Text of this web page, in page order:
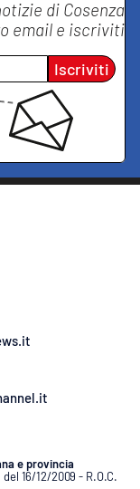
di Cosenza
email e iscriviti
Iscriviti
e provincia
16/12/2009 - R.O.C.